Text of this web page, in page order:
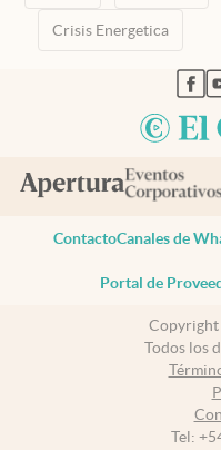
Crisis Energetica
ContactoCanales de
Portal de
Copyright
Todos los
Tel: